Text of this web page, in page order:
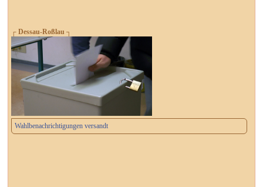
┌ Dessau-Roßlau ┐
Wahlbenachrichtigungen versandt